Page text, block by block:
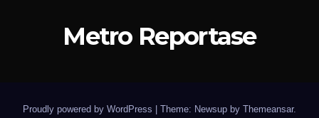
Metro Reportase
Proudly powered by WordPress | Theme: Newsup by Themeansar.